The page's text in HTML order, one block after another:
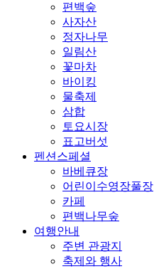
편백숲
사자산
정자나무
일림산
꽃마차
바이킹
물축제
삼합
토요시장
표고버섯
펜션스페셜
바베큐장
어린이수영장풀장
카페
편백나무숲
여행안내
주변 관광지
축제와 행사